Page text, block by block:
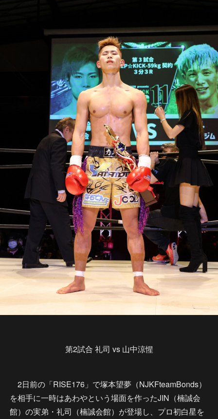
第2試合 礼司 vs 山中涼惺
2日前の「RISE176」で塚本望夢（NJKFteamBonds）
を相手に一時はあわやという場面を作ったJIN（楠誠会
館）の実弟・礼司（楠誠会館）が登場し、プロ初白星を